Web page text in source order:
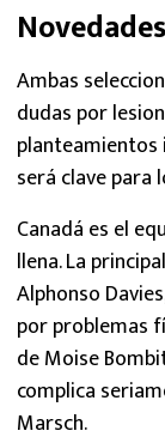
Ambas
dudas por
planteamientos
será clave para
Canadá es el
llena. La
Alphonso
por problemas
de Moise
complica
Marsch.